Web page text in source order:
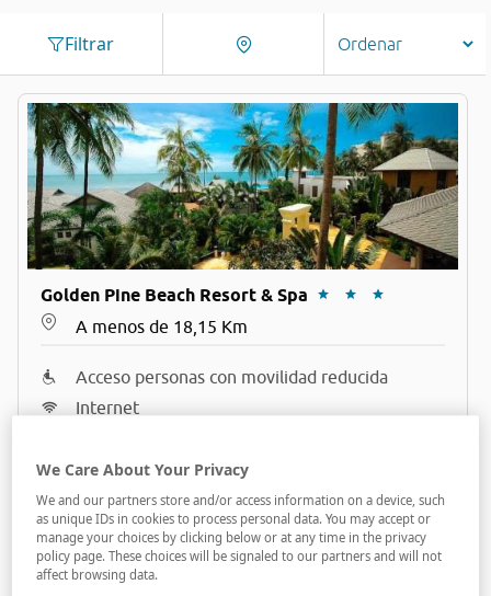
Filtrar
Golden Pine Beach Resort & Spa
A menos de 18,15 Km
Acceso personas con movilidad reducida
Internet
We Care About Your Privacy
We and our partners store and/or access information on a device, such
as unique IDs in cookies to process personal data. You may accept or
manage your choices by clicking below or at any time in the privacy
policy page. These choices will be signaled to our partners and will not
affect browsing data.